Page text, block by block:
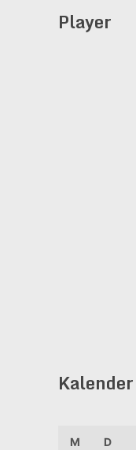
Player
Kalender
M D